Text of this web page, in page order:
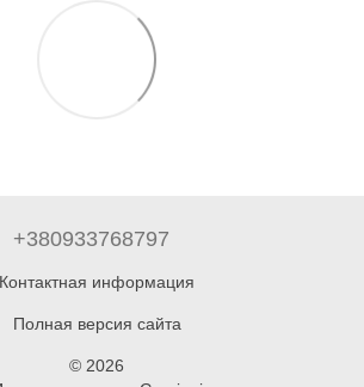
+380933768797
Контактная информация
Полная версия сайта
© 2026